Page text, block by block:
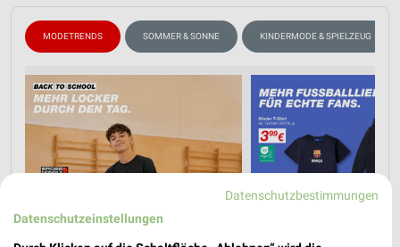
MODETRENDS SOMMER & SONNE KINDERMODE & SPIELZEUG
Datenschutzbestimmungen
Datenschutzeinstellungen